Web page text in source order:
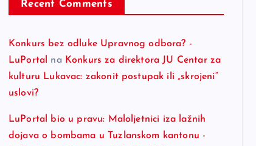
Recent Comments
Konkurs bez odluke Upravnog odbora? -
LuPortal
na Konkurs za direktora JU Centar za
kulturu Lukavac: zakonit postupak ili „skrojeni“
uslovi?
LuPortal bio u pravu: Maloljetnici iza lažnih
dojava o bombama u Tuzlanskom kantonu -